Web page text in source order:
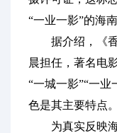
“一业一影”的海
据介绍，《香
晨担任，著名电
“一城一影”“一
色是其主要特点。
为真实反映海